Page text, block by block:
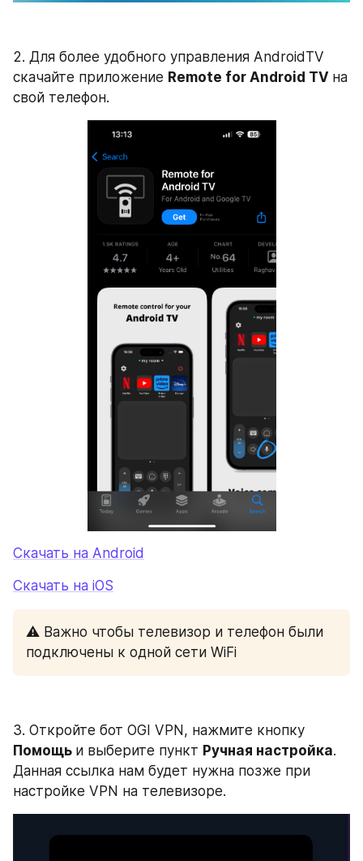
2. Для более удобного управления AndroidTV
скачайте приложение Remote for Android TV на
свой телефон.
Скачать на Android
Скачать на iOS
⚠️ Важно чтобы телевизор и телефон были
подключены к одной сети WiFi
Помощь и выберите пункт Ручная настройка.
Данная ссылка нам будет нужна позже при
настройке VPN на телевизоре.